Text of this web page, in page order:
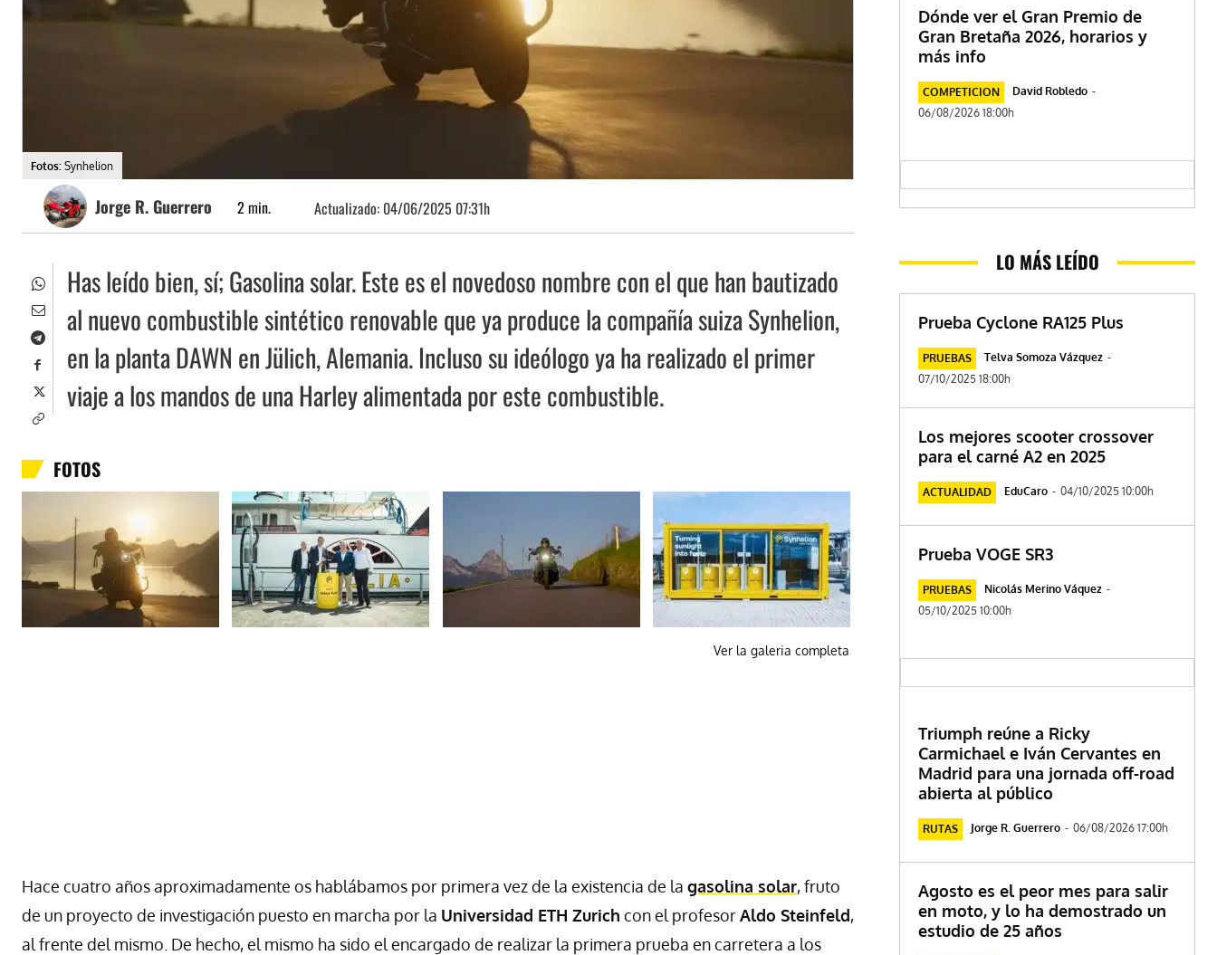
Fotos: Synhelion
Jorge R. Guerrero 2 min. Actualizado: 04/06/2025 07:31h
Has leído bien, sí; Gasolina solar. Este es el novedoso nombre con el que han bautizado
al nuevo combustible sintético renovable que ya produce la compañía suiza Synhelion,
en la planta DAWN en Jülich, Alemania. Incluso su ideólogo ya ha realizado el primer
viaje a los mandos de una Harley alimentada por este combustible.
FOTOS
Ver la galeria completa
Hace cuatro años aproximadamente os hablábamos por primera vez de la existencia de la gasolina solar, fruto
de un proyecto de investigación puesto en marcha por la Universidad ETH Zurich con el profesorAldo Steinfeld,
al frente del mismo. De hecho, el mismo ha sido el encargado de realizar la primera prueba en carretera a los
Dónde ver el Gran Premio de
Gran Bretaña 2026, horarios y
más info
COMPETICION David Robledo -
06/08/2026 18:00h
LO MÁS LEÍDO
Prueba Cyclone RA125 Plus
PRUEBAS Telva Somoza Vázquez -
07/10/2025 18:00h
Los mejores scooter crossover
para el carné A2 en 2025
ACTUALIDAD EduCaro - 04/10/2025 10:00h
Prueba VOGE SR3
PRUEBAS Nicolás Merino Váquez -
05/10/2025 10:00h
Triumph reúne a Ricky
Carmichael e Iván Cervantes en
Madrid para una jornada off-road
abierta al público
RUTAS Jorge R. Guerrero - 06/08/2026 17:00h
Agosto es el peor mes para salir
en moto, y lo ha demostrado un
estudio de 25 años